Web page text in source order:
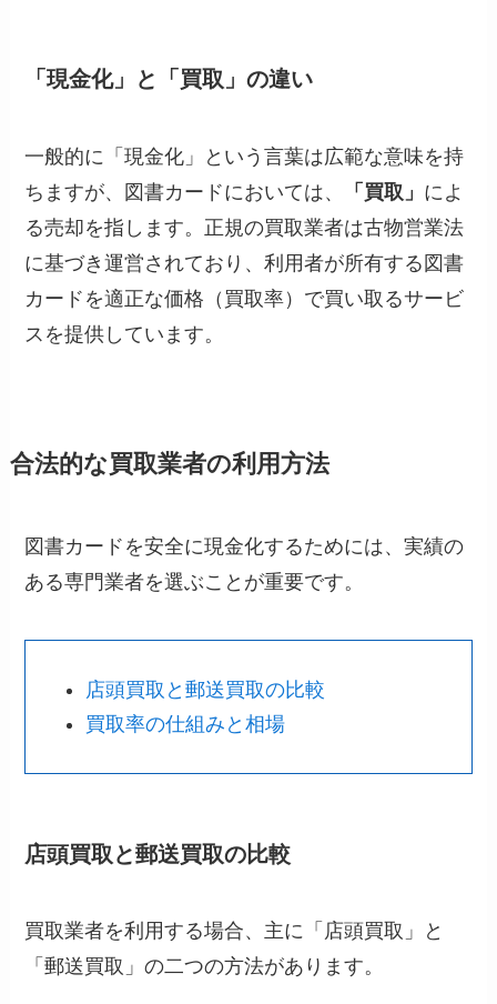
「現金化」と「買取」の違い
一般的に「現金化」という言葉は広範な意味を持
ちますが、図書カードにおいては、
「買取」 によ
る売却を指します。正規の買取業者は古物営業法
に基づき運営されており、利用者が所有する図書
カードを適正な価格（買取率）で買い取るサービ
スを提供しています。
合法的な買取業者の利用方法
図書カードを安全に現金化するためには、実績の
ある専門業者を選ぶことが重要です。
店頭買取と郵送買取の比較
買取率の仕組みと相場
店頭買取と郵送買取の比較
買取業者を利用する場合、主に「店頭買取」と
「郵送買取」の二つの方法があります。